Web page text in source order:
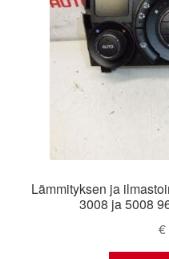
Lämmityksen ja
3008 ja 5008
€